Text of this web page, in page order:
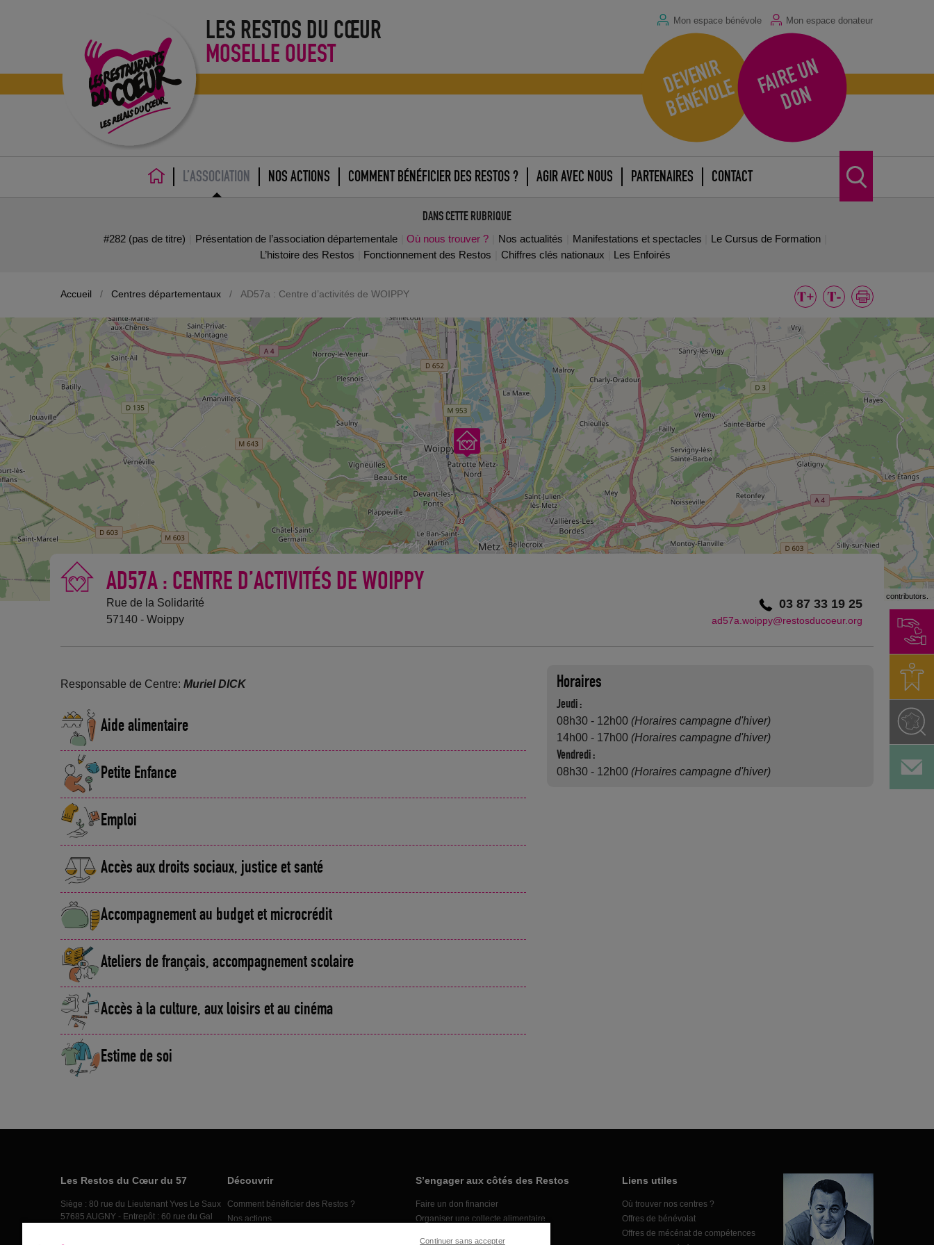
LES RESTOS DU CŒUR
MOSELLE OUEST
Mon espace bénévole Mon espace donateur
D
E
V
E
N
I
R
B
É
N
É
V
O
L
E F
A
I
R
E
U
N
D
O
N
ACCUEILL’ASSOCIATION NOS ACTIONS COMMENT BÉNÉFICIER DES RESTOS ? AGIR AVEC NOUS PARTENAIRES CONTACT
DANS CETTE RUBRIQUE
#282 (pas de titre) Présentation de l’association départementale Où nous trouver ? Nos actualités Manifestations et spectacles
Le Cursus de Formation
L’histoire des Restos
Fonctionnement des Restos Chiffres clés nationaux Les Enfoirés
Accueil / Centres départementaux / AD57a : Centre d’activités de WOIPPY
contributors.
AD57A : CENTRE D’ACTIVITÉS DE WOIPPY
Rue de la Solidarité
57140 - Woippy
03 87 33 19 25
ad57a.woippy@restosducoeur.org
Responsable de Centre: Muriel DICK
Aide alimentaire
Petite Enfance
Emploi
Accès aux droits sociaux, justice et santé
Accompagnement au budget et microcrédit
Ateliers de français, accompagnement scolaire
Accès à la culture, aux loisirs et au cinéma
Estime de soi
Horaires
Jeudi :
08h30 - 12h00(Horaires campagne d'hiver)
14h00 - 17h00(Horaires campagne d'hiver)
Vendredi :
08h30 - 12h00(Horaires campagne d'hiver)
Les Restos du Cœur du 57
Siège : 80 rue du Lieutenant Yves Le Saux
57685 AUGNY - Entrepôt : 60 rue du Gal
Découvrir
Comment bénéficier des Restos ?
Nos actions
S’engager aux côtés des Restos
Faire un don financier
Organiser une collecte alimentaire
Liens utiles
Où trouver nos centres ?
Offres de bénévolat
Offres de mécénat de compétences
Continuer sans accepter